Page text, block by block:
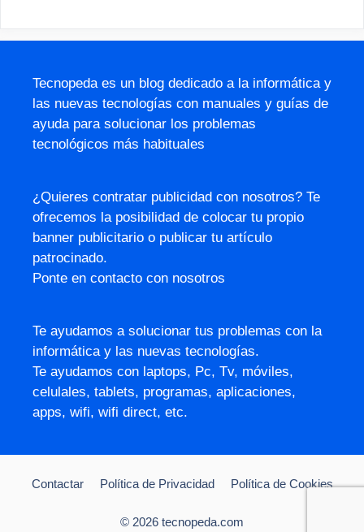
Tecnopeda es un blog dedicado a la informática y
las nuevas tecnologías con manuales y guías de
ayuda para solucionar los problemas
tecnológicos más habituales
¿Quieres contratar publicidad con nosotros? Te
ofrecemos la posibilidad de colocar tu propio
banner publicitario o publicar tu artículo
patrocinado.
Ponte en contacto con nosotros
Te ayudamos a solucionar tus problemas con la
informática y las nuevas tecnologías.
Te ayudamos con laptops, Pc, Tv, móviles,
celulales, tablets, programas, aplicaciones,
apps, wifi, wifi direct, etc.
Contactar Política de Privacidad Política de Cookies
© 2026 tecnopeda.com